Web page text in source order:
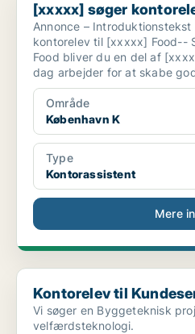
[xxxxx] søger
Annonce –
kontorelev til [xxxxx] Food-- Som kontorelev i [xxxxx]
Food bliver du en del af
dag arbejder for at skabe
Område
København K
Type
Kontorassistent
Mere
Kontorelev til Kundeservicecenter
Kontorelev til
Vi søger en Byggeteknisk
velfærdsteknologi.